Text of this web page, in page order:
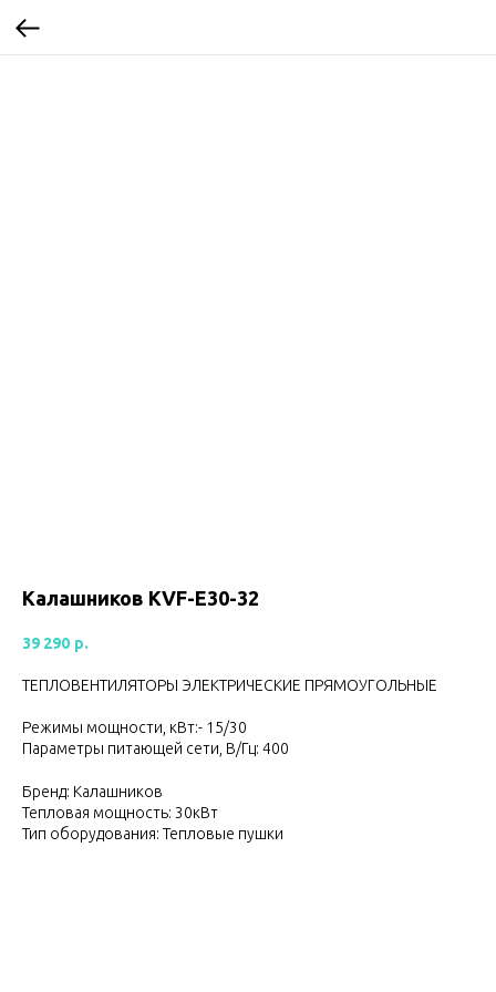
Калашников KVF-E30-32
39 290 р.
ТЕПЛОВЕНТИЛЯТОРЫ ЭЛЕКТРИЧЕСКИЕ ПРЯМОУГОЛЬНЫЕ
Режимы мощности, кВт:- 15/30
Параметры питающей сети, В/Гц: 400
Бренд: Калашников
Тепловая мощность: 30кВт
Тип оборудования: Тепловые пушки